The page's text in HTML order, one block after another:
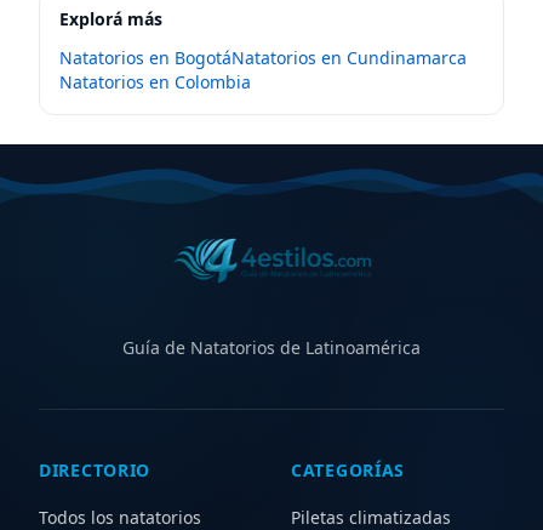
Explorá más
Natatorios en BogotáNatatorios en Cundinamarca
Natatorios en Colombia
Guía de Natatorios de Latinoamérica
DIRECTORIO
Todos los natatorios
CATEGORÍAS
Piletas climatizadas